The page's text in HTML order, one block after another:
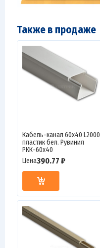
Также в продаже
Кабель-канал 60х40 L2000
пластик бел. Рувинил
РКК-60х40
Цена390.77 ₽